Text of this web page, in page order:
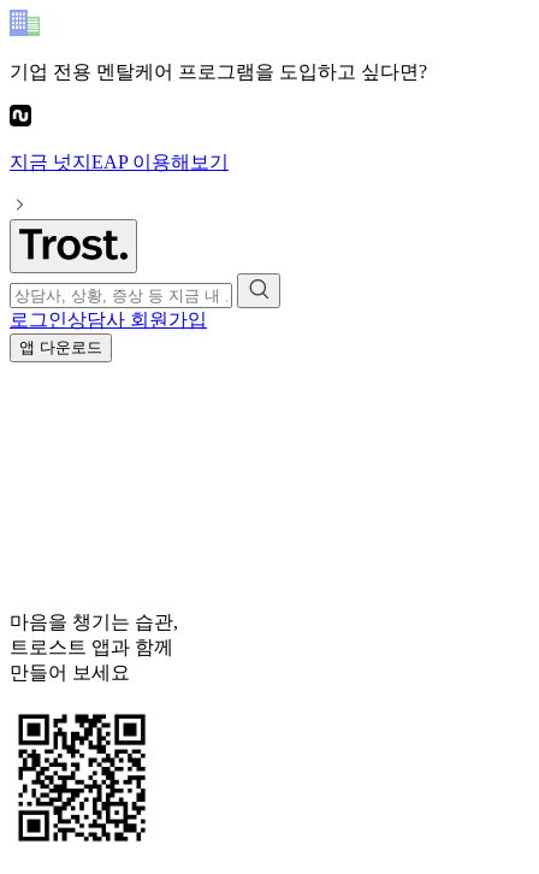
기업 전용 멘탈케어 프로그램을 도입하고 싶다면?
지금 넛지EAP이용해보기
로그인상담사 회원가입
앱 다운로드
마음을 챙기는 습관,
트로스트 앱과 함께
만들어 보세요